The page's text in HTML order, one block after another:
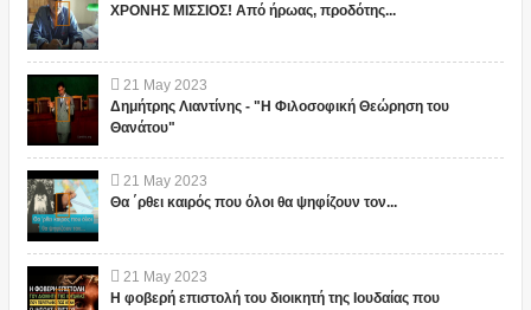
ΧΡΟΝΗΣ ΜΙΣΣΙΟΣ! Από ήρωας, προδότης...
21 May 2023
Δημήτρης Λιαντίνης - "Η Φιλοσοφική Θεώρηση του
Θανάτου"
21 May 2023
Θα ΄ρθει καιρός που όλοι θα ψηφίζουν τον...
21 May 2023
Η φοβερή επιστολή του διοικητή της Ιουδαίας που